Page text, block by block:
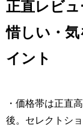
正直レビ
惜しい・
イント
・価格帯は正直
後。セレクトシ